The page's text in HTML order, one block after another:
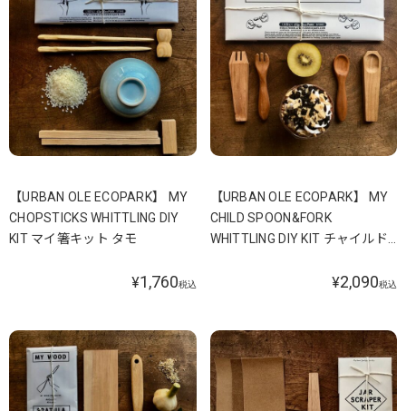
【URBAN OLE ECOPARK】 MY
CHOPSTICKS WHITTLING DIY
KIT マイ箸キット タモ
¥1,760税込
【URBAN OLE ECOPARK】 MY
CHILD SPOON&FORK
WHITTLING DIY KIT チャイルド
¥2,090税込